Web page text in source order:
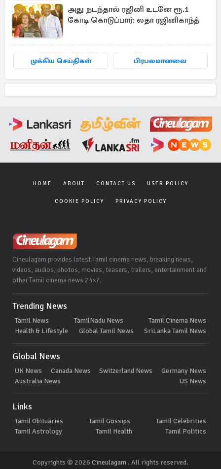
அது நடந்தால் ரஜினி உடனே ரூ.1
கோடி கொடுப்பார்: லதா ரஜினிகாந்த்
முக்கிய செய்திகள் பிரபலமானவை
HOME ABOUT CONTACT US USER POLICY
COOKIE POLICY PRIVACY POLICY
Cineulagam provides latest Tamil cinema news, breaking news,
videos, audios, photos, movies, teasers, trailers, entertainment and
other Tamil cinema news 24x7.
Trending News
Tamil News TamilNadu News
Tamil Cinema News
Health & Lifestyle
Global Tamil News SriLanka Tamil News
Global News
UK News Canada News Switzerland News
Germany News
Australia News
US News
Links
Tamil Obituaries Tamil Gossips
Tamil Celebrities
Tamil Astrology
Tamil Health Tamil Politics
Copyrights © 2026 Cineulagam . All rights reserved.